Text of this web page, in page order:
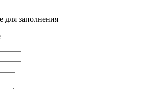
для заполнения